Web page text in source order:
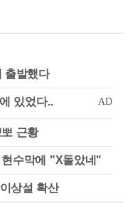
출발했다
근황
수막에 "X돌았네"
상설 확산